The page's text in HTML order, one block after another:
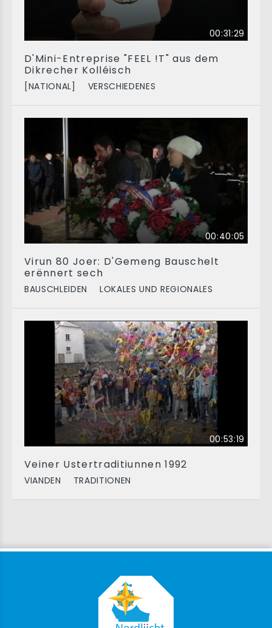
00:31:29
D'Mini-Entreprise "FEEL !T" aus dem
Dikrecher Kolléisch
[NATIONAL] VERSCHIEDENES
00:40:05
Virun 80 Joer: D'Gemeng Bauschelt
erënnert sech
BAUSCHLEIDEN LOKALES UND REGIONALES
00:53:19
Veiner Ustertraditiunnen 1992
VIANDEN TRADITIONEN